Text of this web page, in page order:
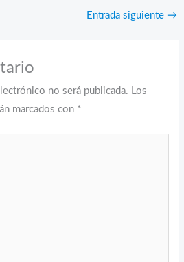
Entrada siguiente →
no será publicada. Los
marcados con *